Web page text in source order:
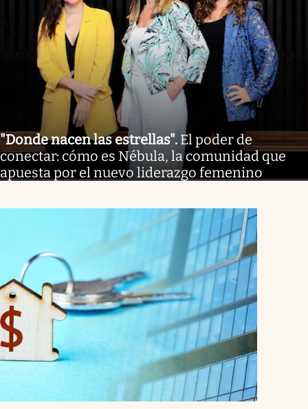
"Donde nacen las estrellas". El poder de
conectar: cómo es Nébula, la comunidad que
apuesta por el nuevo liderazgo femenino